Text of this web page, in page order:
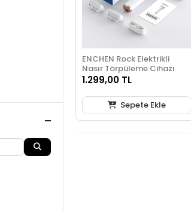
ENCHEN Rock Elektrikli
Nasır Törpüleme Cihazı
1.299,00 TL
Sepete Ekle